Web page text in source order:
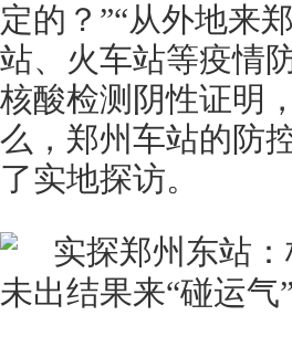
定的？”“从外地来
站、火车站等疫情
核酸检测阴性证明
么，郑州车站的防
了实地探访。